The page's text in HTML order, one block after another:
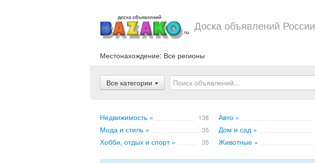
Доска объявлений России
Местонахождение: Все регионы
Все категории
Недвижимость » 138 Авто »
Мода и стиль » 35 Дом и сад »
Хобби, отдых и спорт » 35 Животные »